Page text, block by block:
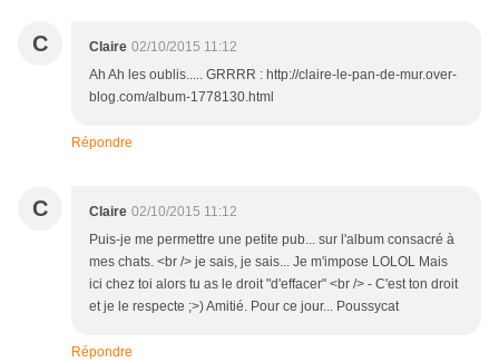
C Claire 02/10/2015 11:12
Ah Ah les oublis..... GRRRR : http://claire-le-pan-de-mur.over-
blog.com/album-1778130.html
Répondre
C Claire 02/10/2015 11:12
Puis-je me permettre une petite pub... sur l'album consacré à
mes chats. <br /> je sais, je sais... Je m'impose LOLOL Mais
ici chez toi alors tu as le droit "d'effacer" <br /> - C'est ton droit
et je le respecte ;>) Amitié. Pour ce jour... Poussycat
Répondre